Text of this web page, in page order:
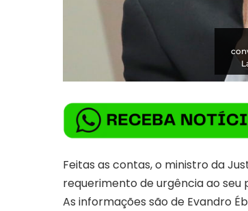
Feitas as contas, o ministro da
requerimento de urgência ao seu
As informações são de Evandro